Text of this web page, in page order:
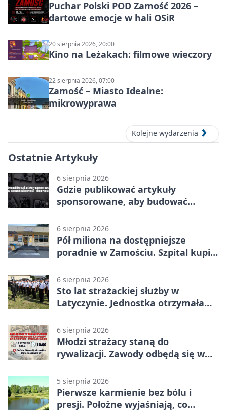
Puchar Polski POD Zamość 2026 –
dartowe emocje w hali OSiR
20 sierpnia 2026, 20:00
Kino na Leżakach: filmowe wieczory
22 sierpnia 2026, 07:00
Zamość – Miasto Idealne:
mikrowyprawa
Kolejne wydarzenia
Ostatnie Artykuły
6 sierpnia 2026
Gdzie publikować artykuły
sponsorowane, aby budować
6 sierpnia 2026
Pół miliona na dostępniejsze
poradnie w Zamościu. Szpital kupi
6 sierpnia 2026
Sto lat strażackiej służby w
Latyczynie. Jednostka otrzymała
6 sierpnia 2026
Młodzi strażacy staną do
rywalizacji. Zawody odbędą się w
5 sierpnia 2026
Pierwsze karmienie bez bólu i
presji. Położne wyjaśniają, co